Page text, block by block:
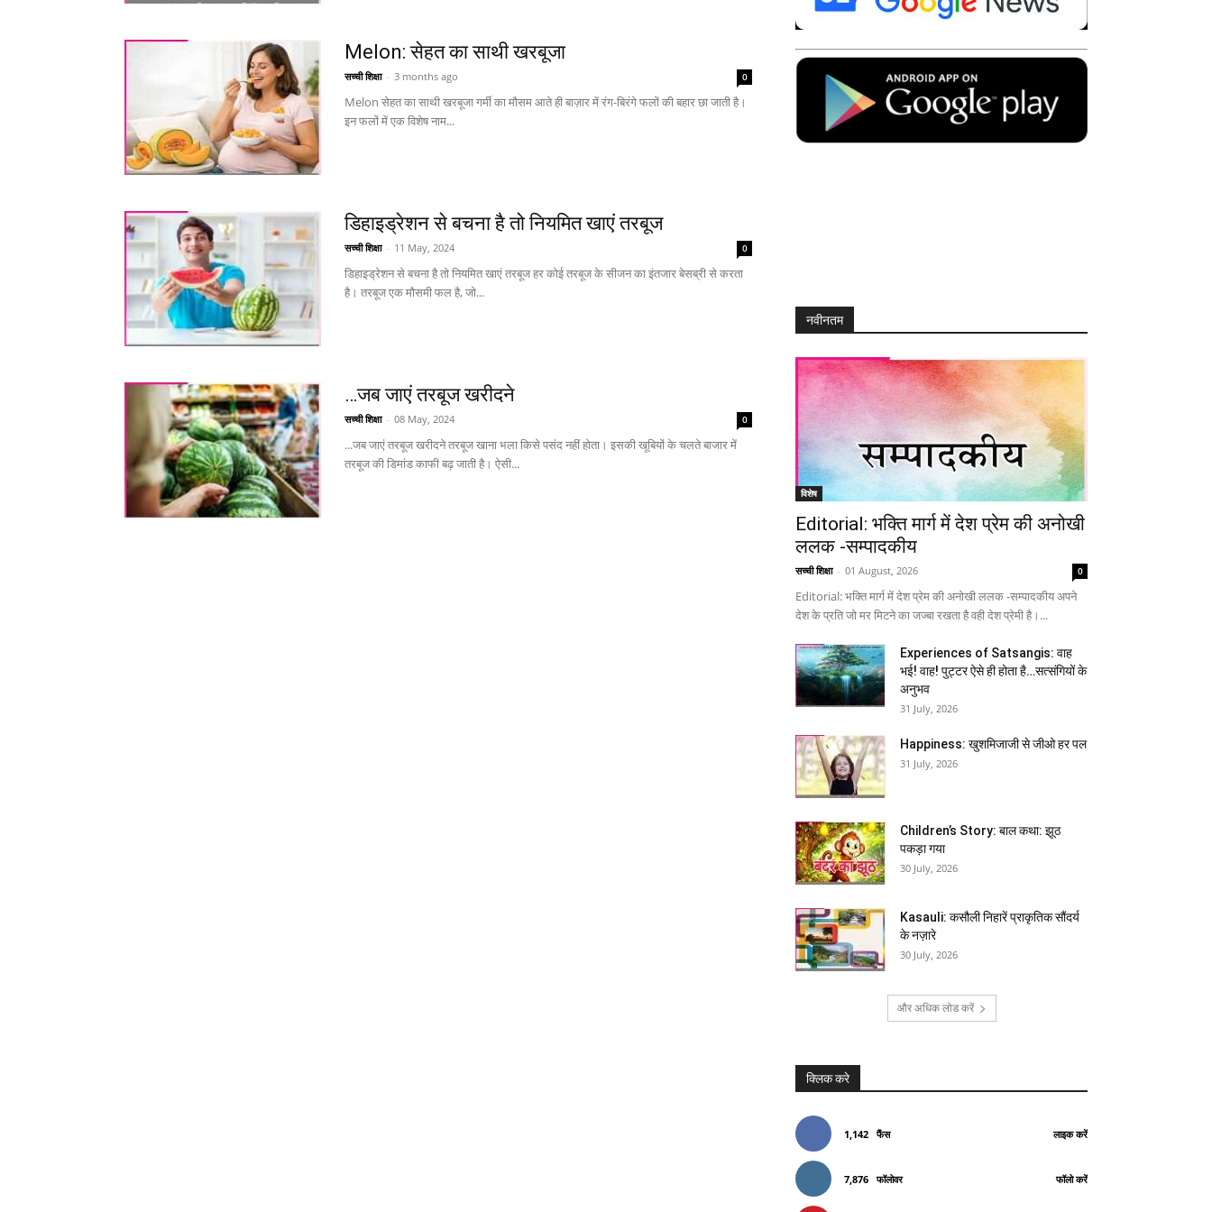
Melon: सेहत का साथी खरबूजा
सच्ची शिक्षा - 3 months ago 0
Melon सेहत का साथी खरबूजा गर्मी का मौसम आते ही बाज़ार में रंग-बिरंगे फलों की बहार छा जाती है।
इन फलों में एक विशेष नाम...
डिहाइड्रेशन से बचना है तो नियमित खाएं तरबूज
सच्ची शिक्षा - 11 May, 2024 0
डिहाइड्रेशन से बचना है तो नियमित खाएं तरबूज हर कोई तरबूज के सीजन का इंतजार बेसब्री से करता
है। तरबूज एक मौसमी फल है, जो...
…जब जाएं तरबूज खरीदने
सच्ची शिक्षा - 08 May, 2024 0
...जब जाएं तरबूज खरीदने तरबूज खाना भला किसे पसंद नहीं होता। इसकी खूबियों के चलते बाजार में
तरबूज की डिमांड काफी बढ़ जाती है। ऐसी...
नवीनतम
विशेष
Editorial: भक्ति मार्ग में देश प्रेम की अनोखी
ललक -सम्पादकीय
सच्ची शिक्षा - 01 August, 2026 0
Editorial: भक्ति मार्ग में देश प्रेम की अनोखी ललक -सम्पादकीय अपने
देश के प्रति जो मर मिटने का जज्बा रखता है वही देश प्रेमी है।...
Experiences of Satsangis: वाह
भई! वाह! पुट्टर ऐसे ही होता है…सत्संगियों के
अनुभव
31 July, 2026
Happiness: खुशमिजाजी से जीओ हर पल
31 July, 2026
Children’s Story: बाल कथा: झूठ
पकड़ा गया
30 July, 2026
Kasauli: कसौली निहारें प्राकृतिक सौंदर्य
के नज़ारे
30 July, 2026
और अधिक लोड करें
क्लिक करे
1,142 फैंस लाइक करें
7,876 फॉलोवर फॉलो करें